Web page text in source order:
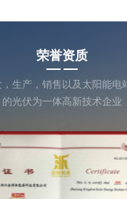
荣誉资质
生产，销售以及太阳能电
的光伏为一体高新技术企业